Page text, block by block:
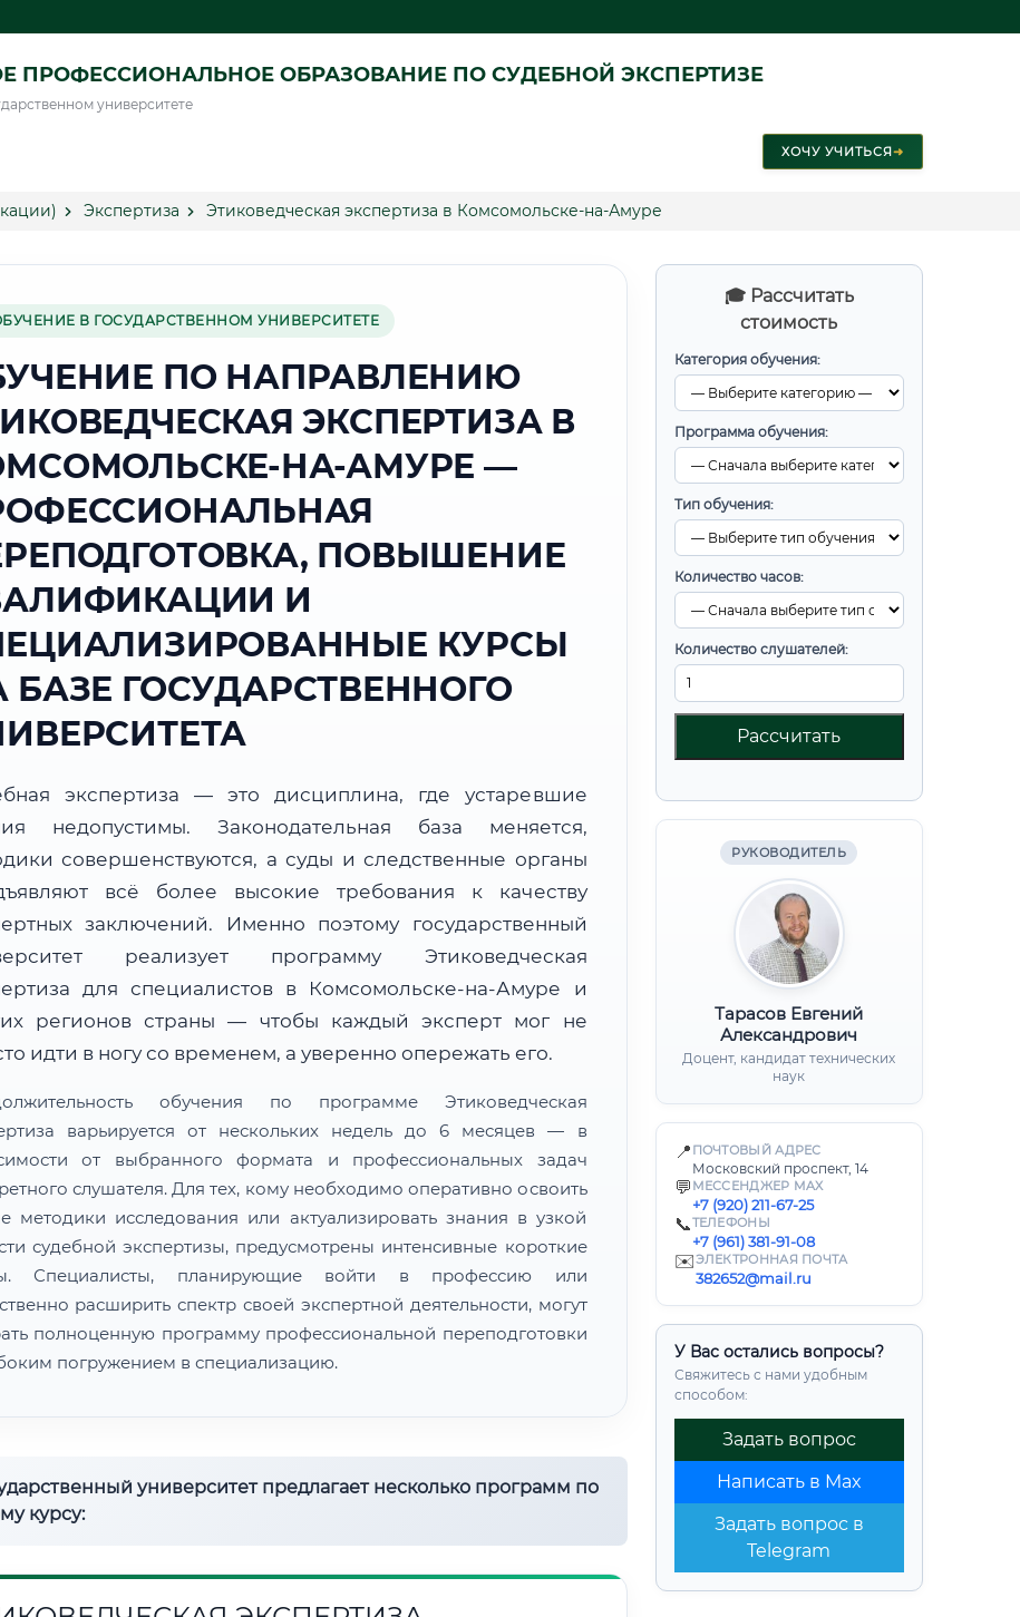
ПРОФЕССИОНАЛЬНОЕ ОБРАЗОВАНИЕ ПО СУДЕБНОЙ ЭКСПЕРТИЗЕ
университете
ХОЧУ УЧИТЬСЯ➜
Экспертиза Этиковедческая экспертиза в Комсомольске-на-Амуре
🎓 Рассчитать
стоимость
Категория обучения:
Программа обучения:
Тип обучения:
Количество часов:
Количество слушателей:
Рассчитать
РУКОВОДИТЕЛЬ
Тарасов Евгений
Александрович
Доцент, кандидат технических
наук
📍 ПОЧТОВЫЙ АДРЕС
Московский проспект, 14
💬 МЕССЕНДЖЕР MAX
+7 (920) 211-67-25
📞ТЕЛЕФОНЫ
+7 (961) 381-91-08
✉️ЭЛЕКТРОННАЯ ПОЧТА
382652@mail.ru
У Вас остались вопросы?
Свяжитесь с нами удобным
способом:
Задать вопрос
Написать в Max
Задать вопрос в
Telegram
В ГОСУДАРСТВЕННОМ УНИВЕРСИТЕТЕ
ПО НАПРАВЛЕНИЮ
ЭКСПЕРТИЗА В
НА-АМУРЕ —
ПОВЫШЕНИЕ
И
КУРСЫ
БАЗЕ ГОСУДАРСТВЕННОГО
экспертиза — это дисциплина, где устаревшие
недопустимы. Законодательная база меняется,
совершенствуются, а суды и следственные органы
всё более высокие требования к качеству
заключений. Именно поэтому государственный
реализует программу Этиковедческая
для специалистов в Комсомольске-на-Амуре и
регионов страны — чтобы каждый эксперт мог не
идти в ногу со временем, а уверенно опережать его.
обучения по программе Этиковедческая
варьируется от нескольких недель до 6 месяцев — в
от выбранного формата и профессиональных задач
слушателя. Для тех, кому необходимо оперативно освоить
методики исследования или актуализировать знания в узкой
судебной экспертизы, предусмотрены интенсивные короткие
Специалисты, планирующие войти в профессию или
расширить спектр своей экспертной деятельности, могут
полноценную программу профессиональной переподготовки
погружением в специализацию.
университет предлагает несколько программ по
курсу: